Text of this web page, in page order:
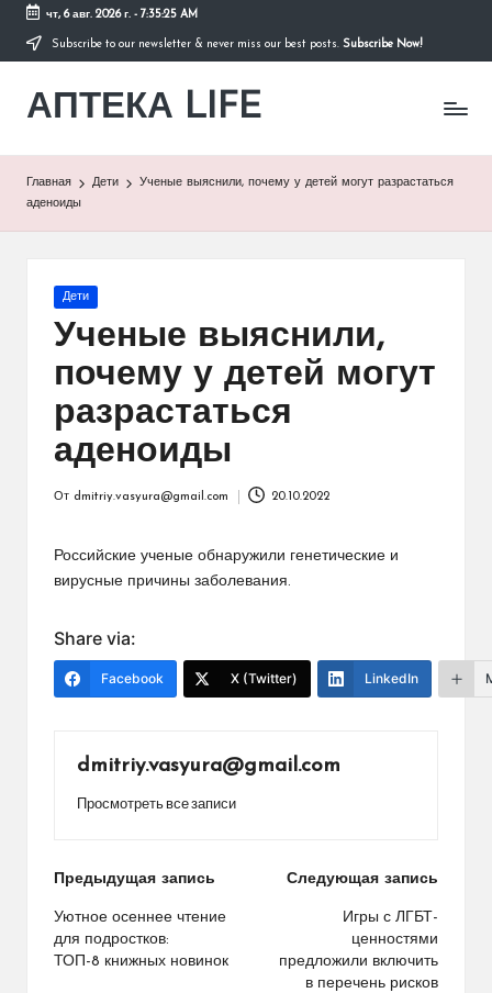
Перейти
содержимому
чт, 6 авг. 2026 г.- 7:35:25 AM
Subscribe to our newsletter & never miss our best posts. Subscribe Now!
АПТЕКА LIFE
сайт
Главная Дети
Ученые выяснили, почему у детей могут разрастаться
аденоиды
Опубликовано
Дети
Ученые выяснили,
почему у детей могут
разрастаться
аденоиды
От dmitriy.vasyura@gmail.com 20.10.2022
Российские ученые обнаружили генетические и
вирусные причины заболевания.
Share via:
Facebook X (Twitter) LinkedIn
dmitriy.vasyura@gmail.com
Просмотреть все записи
Навигация
по
записям
Предыдущая запись
Уютное осеннее чтение
для подростков:
ТОП-8 книжных новинок
Следующая запись
Игры с ЛГБТ-
ценностями
предложили включить
в перечень рисков